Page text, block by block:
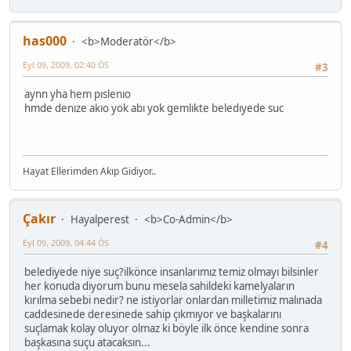
has000
<b>Moderatör</b>
#3
Eyl 09, 2009, 02:40 ÖS
aynn yha hem pıslenıo
hmde denıze akıo yok abı yok gemlıkte beledıyede suc
Hayat Ellerimden Akıp Gidiyor..
Çakır Hayalperest
<b>Co-Admin</b>
#4
Eyl 09, 2009, 04:44 ÖS
belediyede niye suç?ilkönce insanlarımız temiz olmayı bilsinler
her konuda diyorum bunu mesela sahildeki kamelyaların
kırılma sebebi nedir? ne istiyorlar onlardan milletimiz malınada
caddesinede deresinede sahip çıkmıyor ve başkalarını
suçlamak kolay oluyor olmaz ki böyle ilk önce kendine sonra
başkasına suçu atacaksın...